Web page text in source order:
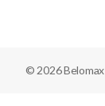
© 2026 Belomax